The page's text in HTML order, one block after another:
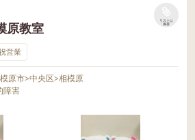
原教室
リストに
保存
営業
原市>中央区>相模原
障害